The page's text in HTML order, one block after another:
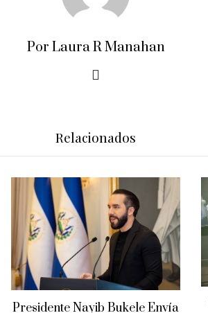
Por Laura R Manahan
Relacionados
Presidente Nayib Bukele Envía